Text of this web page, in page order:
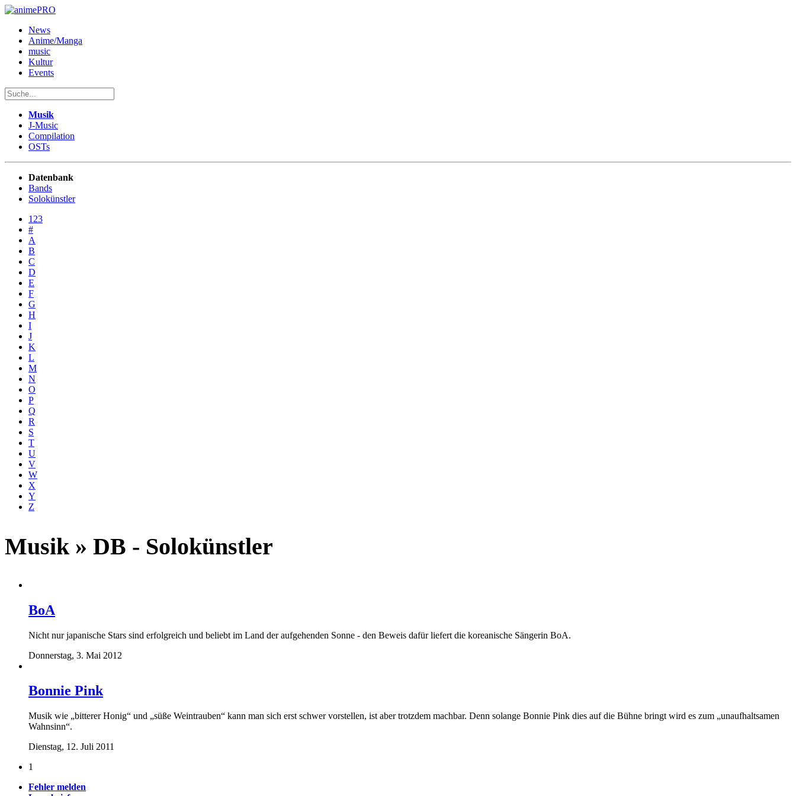
News
Anime/Manga
music
Kultur
Events
Musik
J-Music
Compilation
OSTs
Datenbank
Bands
Solokünstler
123
#
A
B
C
D
E
F
G
H
I
J
K
L
M
N
O
P
Q
R
S
T
U
V
W
X
Y
Z
Musik » DB - Solokünstler
BoA
Nicht nur japanische Stars sind erfolgreich und beliebt im Land der aufgehenden Sonne - den Beweis dafür liefert die koreanische Sängerin BoA.
Donnerstag, 3. Mai 2012
Bonnie Pink
Musik wie „bitterer Honig“ und „süße Weintrauben“ kann man sich erst schwer vorstellen, ist aber trotzdem machbar. Denn solange Bonnie Pink dies auf die Bühne bringt wird es zum „unaufhaltsamen
Wahnsinn“.
Dienstag, 12. Juli 2011
1
Fehler melden